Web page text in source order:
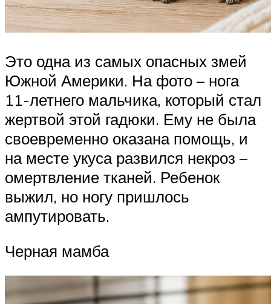
Это одна из самых опасных змей
Южной Америки. На фото – нога
11-летнего мальчика, который стал
жертвой этой гадюки. Ему не была
своевременно оказана помощь, и
на месте укуса развился некроз –
омертвление тканей. Ребенок
выжил, но ногу пришлось
ампутировать.
Черная мамба